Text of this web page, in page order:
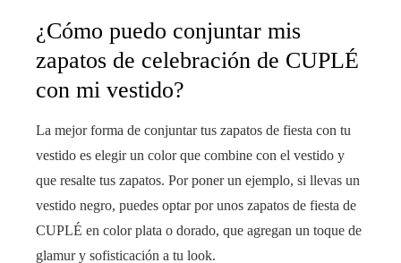
¿Cómo puedo conjuntar mis
zapatos de celebración de CUPLÉ
con mi vestido?
La mejor forma de conjuntar tus zapatos de fiesta con tu
vestido es elegir un color que combine con el vestido y
que resalte tus zapatos. Por poner un ejemplo, si llevas un
vestido negro, puedes optar por unos zapatos de fiesta de
CUPLÉ en color plata o dorado, que agregan un toque de
glamur y sofisticación a tu look.